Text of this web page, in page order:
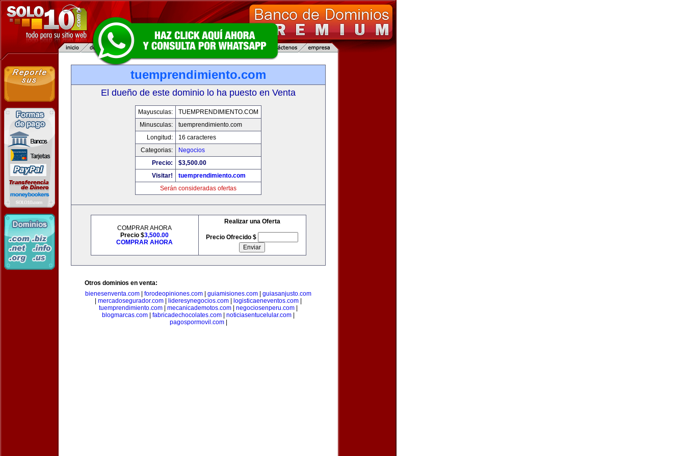
tuemprendimiento.com
El dueño de este dominio lo ha puesto en Venta
Mayusculas:
TUEMPRENDIMIENTO.COM
Minusculas:
tuemprendimiento.com
Longitud:
16 caracteres
Categorias:
Negocios
Precio:
$3,500.00
Visitar!
tuemprendimiento.com
Serán consideradas ofertas
COMPRAR AHORA
Precio $3,500.00
COMPRAR AHORA
Realizar una Oferta
Precio Ofrecido $
Otros dominios en venta:
bienesenventa.com
forodeopiniones.com guiamisiones.com
guiasanjusto.com
mercadosegurador.com lideresynegocios.com logisticaeneventos.com
tuemprendimiento.com
mecanicademotos.com negociosenperu.com
blogmarcas.com
fabricadechocolates.com noticiasentucelular.com
pagospormovil.com|